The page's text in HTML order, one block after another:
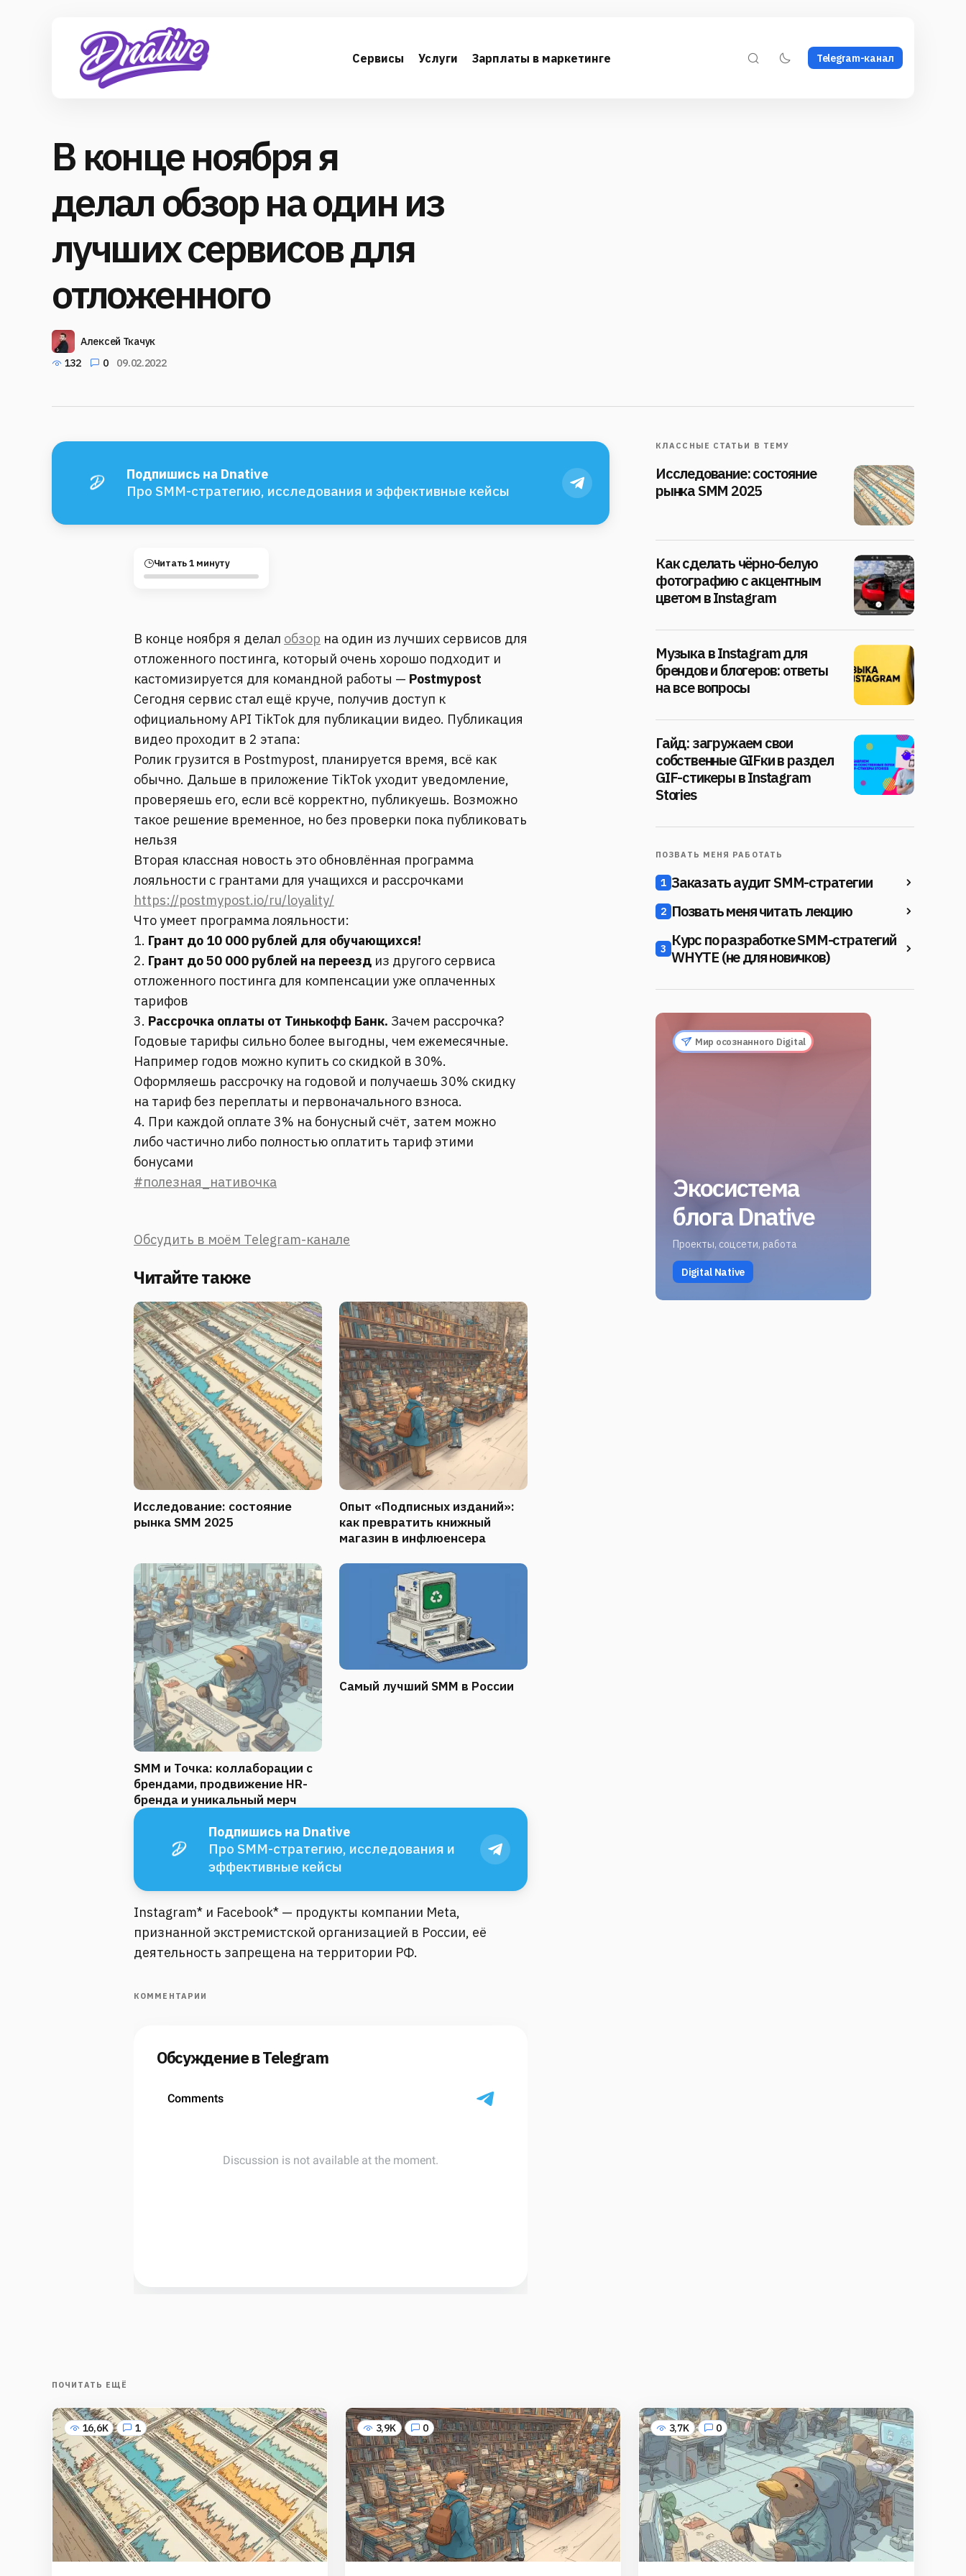
Сервисы Услуги Зарплаты в маркетинге Telegram-канал
В конце ноября я
делал обзор на один из
лучших сервисов для
отложенного
Алексей Ткачук
132
0 09.02.2022
Подпишись на Dnative
Про SMM-стратегию, исследования и эффективные кейсы
Читать 1 минуту
В конце ноября я делал обзор на один из лучших сервисов для
отложенного постинга, который очень хорошо подходит и
кастомизируется для командной работы — Postmypost
Сегодня сервис стал ещё круче, получив доступ к
официальному API TikTok для публикации видео. Публикация
видео проходит в 2 этапа:
Ролик грузится в Postmypost, планируется время, всё как
обычно. Дальше в приложение TikTok уходит уведомление,
проверяешь его, если всё корректно, публикуешь. Возможно
такое решение временное, но без проверки пока публиковать
нельзя
Вторая классная новость это обновлённая программа
лояльности с грантами для учащихся и рассрочками
https://postmypost.io/ru/loyality/
Что умеет программа лояльности:
1. Грант до 10 000 рублей для обучающихся!
2. Грант до 50 000 рублей на переезд из другого сервиса
отложенного постинга для компенсации уже оплаченных
тарифов
3. Рассрочка оплаты от Тинькофф Банк. Зачем рассрочка?
Годовые тарифы сильно более выгодны, чем ежемесячные.
Например годов можно купить со скидкой в 30%.
Оформляешь рассрочку на годовой и получаешь 30% скидку
на тариф без переплаты и первоначального взноса.
4. При каждой оплате 3% на бонусный счёт, затем можно
либо частично либо полностью оплатить тариф этими
бонусами
#полезная_нативочка
Обсудить в моём Telegram-канале
Читайте также
Исследование: состояние
рынка SMM 2025
Опыт «Подписных изданий»:
как превратить книжный
магазин в инфлюенсера
SMM и Точка: коллаборации с
брендами, продвижение HR-
бренда и уникальный мерч
Самый лучший SMM в России
Подпишись на Dnative
Про SMM-стратегию, исследования и
эффективные кейсы
Instagram* и Facebook* — продукты компании Meta,
признанной экстремистской организацией в России, её
деятельность запрещена на территории РФ.
КОММЕНТАРИИ
Обсуждение в Telegram
КЛАССНЫЕ СТАТЬИ В ТЕМУ
Исследование: состояние
рынка SMM 2025
Как сделать чёрно-белую
фотографию с акцентным
цветом в Instagram
Музыка в Instagram для
брендов и блогеров: ответы
на все вопросы
Гайд: загружаем свои
собственные GIFки в раздел
GIF-стикеры в Instagram
Stories
ПОЗВАТЬ МЕНЯ РАБОТАТЬ
1 Заказать аудит SMM-стратегии
2 Позвать меня читать лекцию
3 Курс по разработке SMM-стратегий
WHYTE (не для новичков)
Мир осознанного Digital
Экосистема
блога Dnative
Проекты, соцсети, работа
Digital Native
ПОЧИТАТЬ ЕЩЁ
16,6K 1 3,9K 0 3,7K 0